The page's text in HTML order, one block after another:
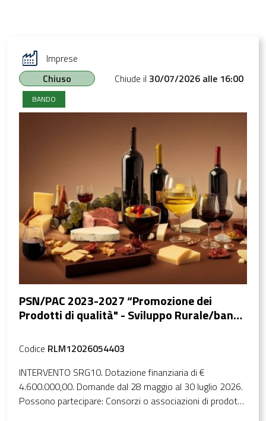
Imprese
Chiuso
Chiude il 30/07/2026 alle 16:00
BANDO
PSN/PAC 2023-2027 “Promozione dei
Prodotti di qualità" - Sviluppo Rurale/bando
Codice RLM12026054403
INTERVENTO SRG10. Dotazione finanziaria di €
4.600.000,00. Domande dal 28 maggio al 30 luglio 2026.
Possono partecipare: Consorzi o associazioni di prodotti